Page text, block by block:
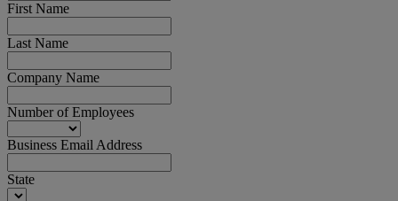
First Name
Last Name
Company Name
Number of Employees
Business Email Address
State